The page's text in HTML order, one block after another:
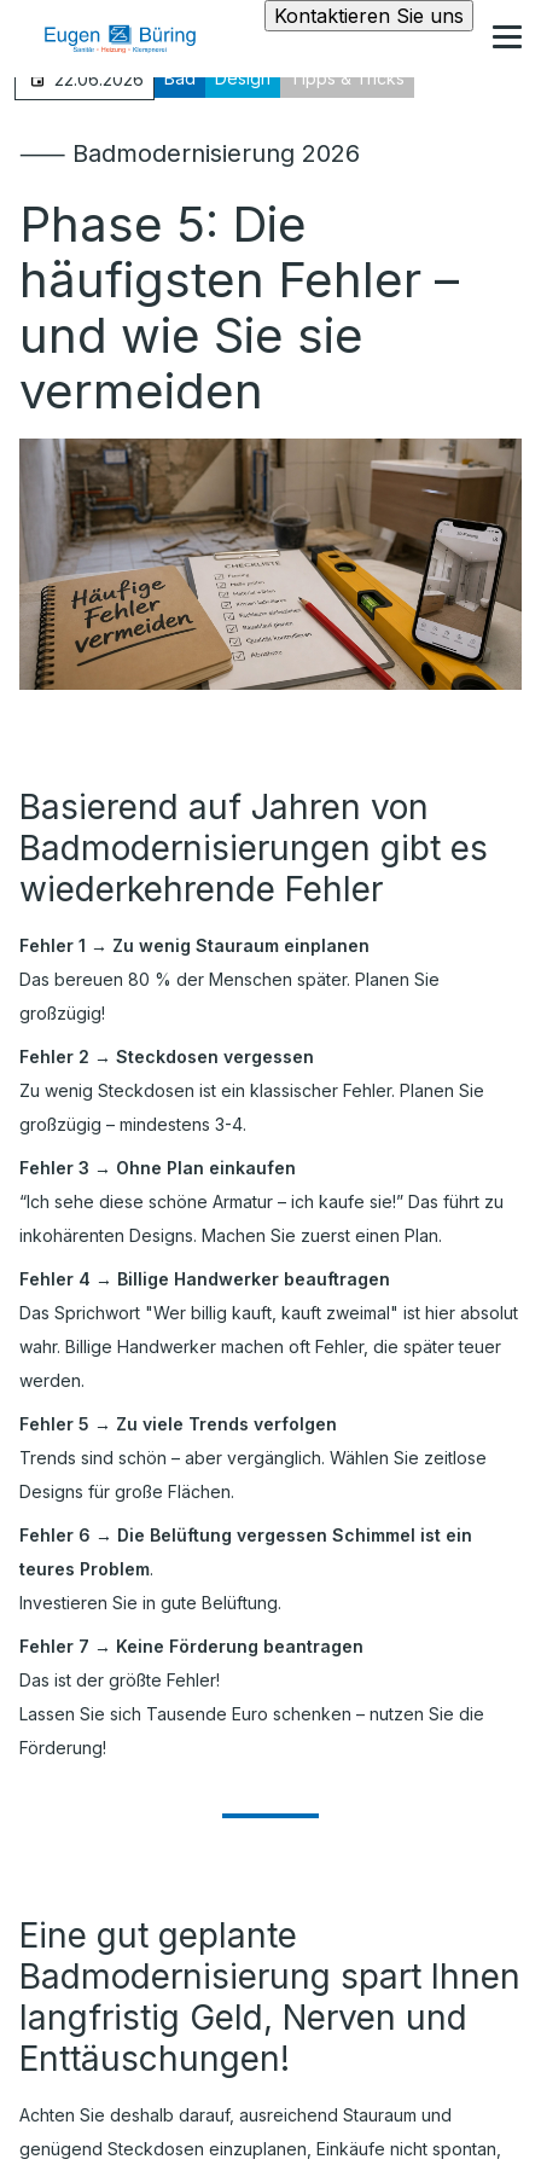
Kontaktieren Sie uns
22.06.2026 Bad Design Tipps & Tricks
⸺ Badmodernisierung 2026
Phase 5: Die
häufigsten Fehler –
und wie Sie sie
vermeiden
Basierend auf Jahren von
Badmodernisierungen gibt es
wiederkehrende Fehler
Fehler 1 → Zu wenig Stauraum einplanen
Das bereuen 80 % der Menschen später. Planen Sie
großzügig!
Fehler 2 → Steckdosen vergessen
Zu wenig Steckdosen ist ein klassischer Fehler. Planen Sie
großzügig – mindestens 3-4.
Fehler 3 → Ohne Plan einkaufen
“Ich sehe diese schöne Armatur – ich kaufe sie!” Das führt zu
inkohärenten Designs. Machen Sie zuerst einen Plan.
Fehler 4 → Billige Handwerker beauftragen
Das Sprichwort "Wer billig kauft, kauft zweimal" ist hier absolut
wahr. Billige Handwerker machen oft Fehler, die später teuer
werden.
Fehler 5 → Zu viele Trends verfolgen
Trends sind schön – aber vergänglich. Wählen Sie zeitlose
Designs für große Flächen.
Fehler 6 → Die Belüftung vergessen Schimmel ist ein
teures Problem.
Investieren Sie in gute Belüftung.
Fehler 7 → Keine Förderung beantragen
Das ist der größte Fehler!
Lassen Sie sich Tausende Euro schenken – nutzen Sie die
Förderung!
Eine gut geplante
Badmodernisierung spart Ihnen
langfristig Geld, Nerven und
Enttäuschungen!
Achten Sie deshalb darauf, ausreichend Stauraum und
genügend Steckdosen einzuplanen, Einkäufe nicht spontan,